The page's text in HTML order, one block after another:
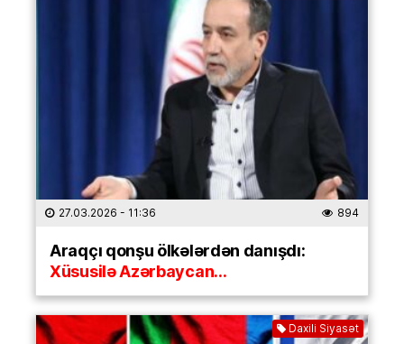
27.03.2026 - 11:36 894
Araqçı qonşu ölkələrdən danışdı:
Xüsusilə Azərbaycan…
Daxili Siyasət